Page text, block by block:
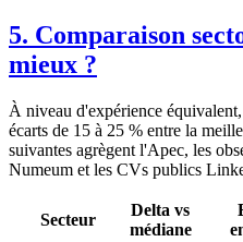
5. Comparaison
mieux ?
À niveau d'expérience
écarts de 15 à 25 % entre la
suivantes agrègent l'Apec, les
Numeum et les CVs publics
Secteur
Delta vs
médiane